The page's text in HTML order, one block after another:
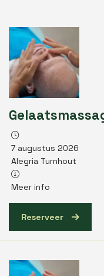
7 augustus 2026
Alegria Turnhout
Meer info
Reserveer